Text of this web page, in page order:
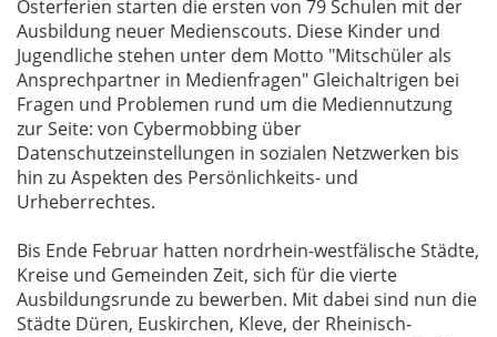
Osterferien starten die ersten von 79 Schulen mit der
Ausbildung neuer Medienscouts. Diese Kinder und
Jugendliche stehen unter dem Motto "Mitschüler als
Ansprechpartner in Medienfragen" Gleichaltrigen bei
Fragen und Problemen rund um die Mediennutzung
zur Seite: von Cybermobbing über
Datenschutzeinstellungen in sozialen Netzwerken bis
hin zu Aspekten des Persönlichkeits- und
Urheberrechtes.
Bis Ende Februar hatten nordrhein-westfälische Städte,
Kreise und Gemeinden Zeit, sich für die vierte
Ausbildungsrunde zu bewerben. Mit dabei sind nun die
Städte Düren, Euskirchen, Kleve, der Rheinisch-